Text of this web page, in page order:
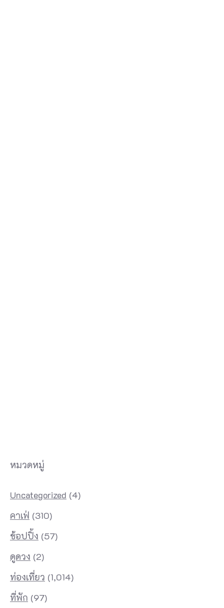
หมวดหมู่
Uncategorized (4)
คาเฟ่ (310)
ช้อปปิ้ง (57)
ดูดวง (2)
ท่องเที่ยว (1,014)
ที่พัก (97)